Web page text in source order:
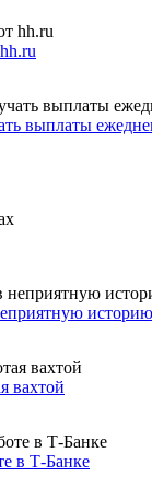
выплаты
историю
вахтой
в Т-Банке